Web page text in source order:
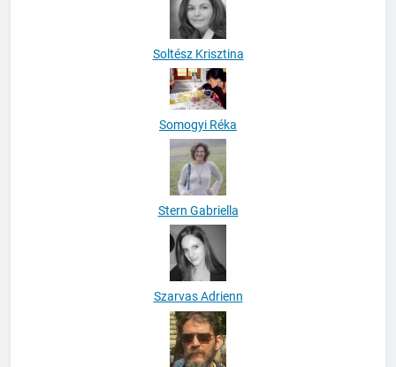
Soltész Krisztina
Somogyi Réka
Stern Gabriella
Szarvas Adrienn